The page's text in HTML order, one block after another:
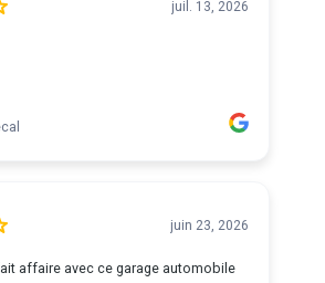
juil. 13, 2026
juin 23, 2026
affaire avec ce garage automobile